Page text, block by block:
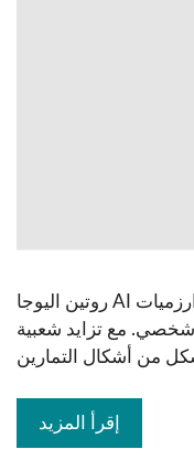
روتين اليوجا AI هو أداة مبتكرة ومجانية تستخدم خوارزميات
شخصي. مع تزايد شعبية
إقرأ المزيد